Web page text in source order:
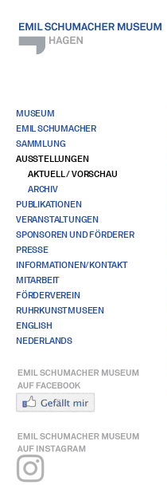
MUSEUM
EMIL SCHUMACHER
SAMMLUNG
AUSSTELLUNGEN
AKTUELL / VORSCHAU
ARCHIV
PUBLIKATIONEN
VERANSTALTUNGEN
SPONSOREN UND FÖRDERER
PRESSE
INFORMATIONEN/KONTAKT
MITARBEIT
FÖRDERVEREIN
RUHRKUNSTMUSEEN
ENGLISH
NEDERLANDS